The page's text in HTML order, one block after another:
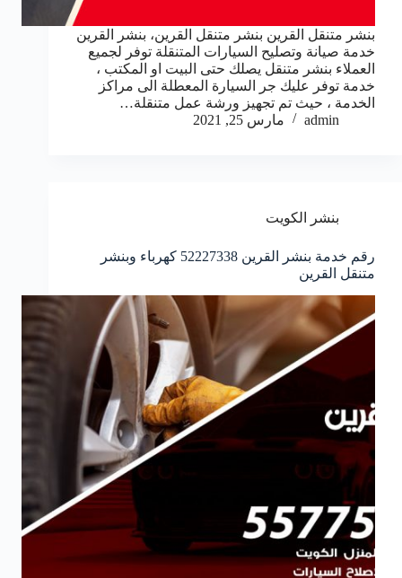
بنشر متنقل القرين بنشر متنقل القرين، بنشر القرين
خدمة صيانة وتصليح السيارات المتنقلة توفر لجميع
العملاء بنشر متنقل يصلك حتى البيت او المكتب ،
خدمة توفر عليك جر السيارة المعطلة الى مراكز
الخدمة ، حيث تم تجهيز ورشة عمل متنقلة…
admin
مارس 25, 2021
بنشر الكويت
رقم خدمة بنشر القرين 52227338 كهرباء وبنشر
متنقل القرين